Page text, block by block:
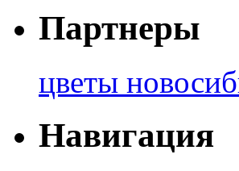
Партнеры
цветы
Навигация